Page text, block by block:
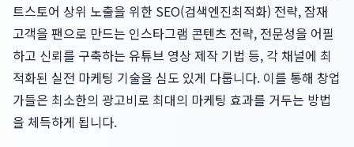
트스토어 상위 노출을 위한 SEO(검색엔진최적화) 전략, 잠재
고객을 팬으로 만드는 인스타그램 콘텐츠 전략, 전문성을 어필
하고 신뢰를 구축하는 유튜브 영상 제작 기법 등, 각 채널에 최
적화된 실전 마케팅 기술을 심도 있게 다룹니다. 이를 통해 창업
가들은 최소한의 광고비로 최대의 마케팅 효과를 거두는 방법
을 체득하게 됩니다.